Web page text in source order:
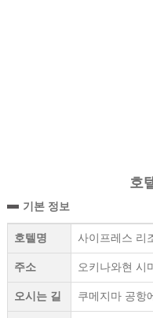
호
기본 정보
호텔명 사이프레스 리
주소 오키나와현 시
오시는 길 쿠메지마 공항